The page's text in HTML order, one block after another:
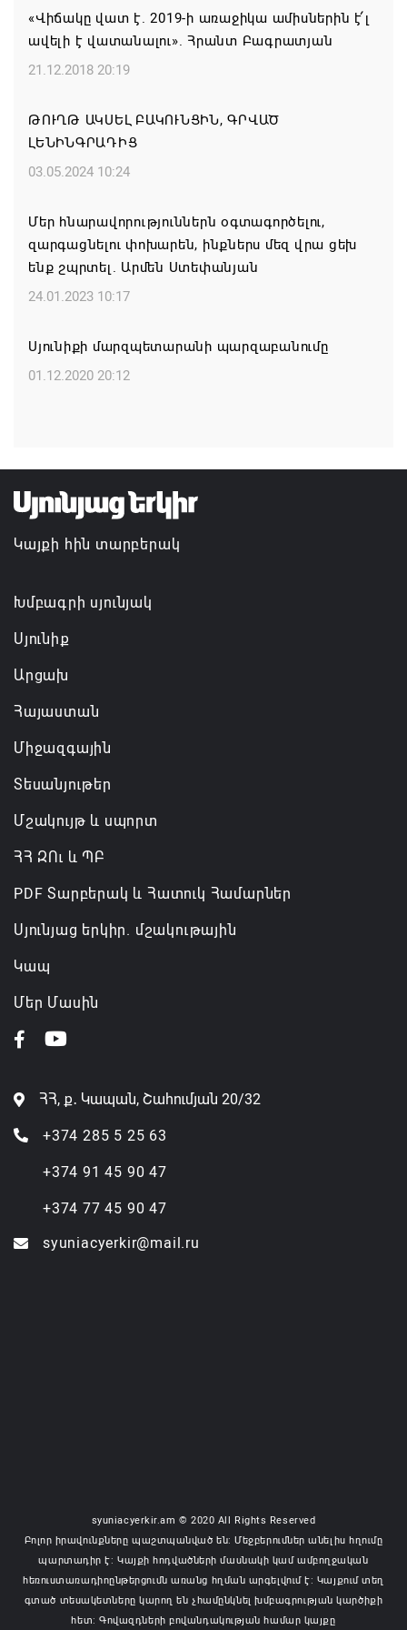
Միասնական աղոթք և Ամենայն Հայոց
Կաթողիկոսի հայրապետական պատգամը
07.08.2026 19:50
Ժամանակակից Բելառուսին պակասում է այն
ժամանակներում, հայտարարել է Ալեքսանդր
Լուկաշենկոն
07.08.2026 17:16
պատվիրակությունն այցելել է Լիտվայի
դատավորն ինքնաբացարկ է հայտնել
07.08.2026 16:55
Թուրքիան, Սաուդյան Արաբիան և Պակիստանը
«Վիճակը վատ է. 2019-ի առաջիկա ամիսներին է՛լ
ավելի է վատանալու». Հրանտ Բագրատյան
21.12.2018 20:19
ԹՈՒՂԹ ԱԿՍԵԼ ԲԱԿՈՒՆՑԻՆ, ԳՐՎԱԾ
ԼԵՆԻՆԳՐԱԴԻՑ
03.05.2024 10:24
Մեր հնարավորություններն օգտագործելու,
զարգացնելու փոխարեն, ինքներս մեզ վրա ցեխ
ենք շպրտել. Արմեն Ստեփանյան
24.01.2023 10:17
Սյունիքի մարզպետարանի պարզաբանումը
01.12.2020 20:12
Կայքի հին տարբերակ
Խմբագրի սյունյակ
Սյունիք
Արցախ
Հայաստան
Միջազգային
Տեսանյութեր
Մշակույթ և սպորտ
ՀՀ ԶՈւ և ՊԲ
PDF Տարբերակ և Հատուկ Համարներ
Սյունյաց երկիր. մշակութային
Կապ
Մեր Մասին
ՀՀ, ք․ Կապան, Շահումյան 20/32
+374 285 5 25 63
+374 91 45 90 47
+374 77 45 90 47
syuniacyerkir@mail.ru
syuniacyerkir.am © 2020 All Rights Reserved
Բոլոր իրավունքները պաշտպանված են: Մեջբերումներ անելիս հղումը
պարտադիր է: Կայքի հոդվածների մասնակի կամ ամբողջական
հեռուստառադիոընթերցումն առանց հղման արգելվում է: Կայքում տեղ
գտած տեսակետները կարող են չհամընկնել խմբագրության կարծիքի
հետ: Գովազդների բովանդակության համար կայքը